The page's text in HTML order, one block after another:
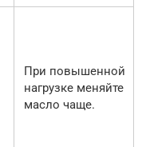
При повышенной
нагрузке меняйте
масло чаще.